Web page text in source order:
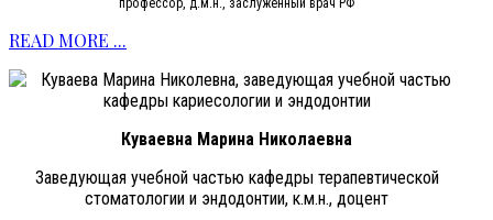
профессор, д.м.н., заслуженный врач РФ
READ MORE ...
Куваевна Марина Николаевна
Заведующая учебной частью кафедры терапевтической
стоматологии и эндодонтии, к.м.н., доцент